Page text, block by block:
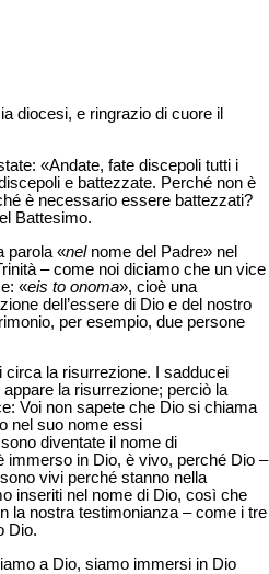
diocesi, e ringrazio di cuore il
«Andate, fate discepoli tutti i
e battezzate. Perché non è
è necessario essere battezzati?
Battesimo.
parola «nel nome del Padre» nel
– come noi diciamo che un vice
«eis to onoma», cioè una
dell’essere di Dio e del nostro
per esempio, due persone
circa la risurrezione. I sadducei
la risurrezione; perciò la
Voi non sapete che Dio si chiama
nel suo nome essi
diventate il nome di
immerso in Dio, è vivo, perché Dio –
vivi perché stanno nella
inseriti nel nome di Dio, così che
la nostra testimonianza – come i tre
Dio.
a Dio, siamo immersi in Dio